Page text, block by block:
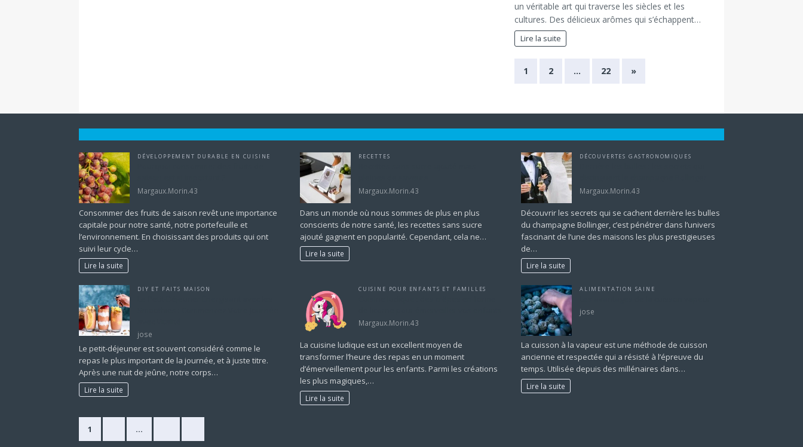
un véritable art qui traverse les siècles et les
cultures. Des délicieux arômes qui s’échappent…
Lire la suite
1 2 … 22 »
DÉVELOPPEMENT DURABLE EN CUISINE
Margaux.Morin.43
Consommer des fruits de saison revêt une importance
capitale pour notre santé, notre portefeuille et
l’environnement. En choisissant des produits qui ont
suivi leur cycle…
Lire la suite
RECETTES
Margaux.Morin.43
Dans un monde où nous sommes de plus en plus
conscients de notre santé, les recettes sans sucre
ajouté gagnent en popularité. Cependant, cela ne…
Lire la suite
DÉCOUVERTES GASTRONOMIQUES
Margaux.Morin.43
Découvrir les secrets qui se cachent derrière les bulles
du champagne Bollinger, c’est pénétrer dans l’univers
fascinant de l’une des maisons les plus prestigieuses
de…
Lire la suite
DIY ET FAITS MAISON
jose
Le petit-déjeuner est souvent considéré comme le
repas le plus important de la journée, et à juste titre.
Après une nuit de jeûne, notre corps…
Lire la suite
CUISINE POUR ENFANTS ET FAMILLES
Margaux.Morin.43
La cuisine ludique est un excellent moyen de
transformer l’heure des repas en un moment
d’émerveillement pour les enfants. Parmi les créations
les plus magiques,…
Lire la suite
ALIMENTATION SAINE
jose
La cuisson à la vapeur est une méthode de cuisson
ancienne et respectée qui a résisté à l’épreuve du
temps. Utilisée depuis des millénaires dans…
Lire la suite
1 …